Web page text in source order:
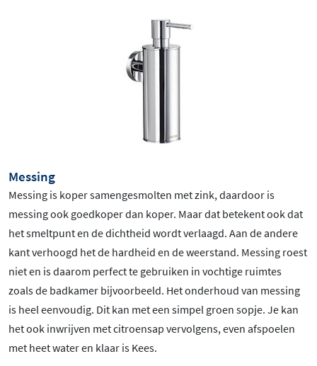
Messing
Messing is koper samengesmolten met zink, daardoor is
messing ook goedkoper dan koper. Maar dat betekent ook dat
het smeltpunt en de dichtheid wordt verlaagd. Aan de andere
kant verhoogd het de hardheid en de weerstand. Messing roest
niet en is daarom perfect te gebruiken in vochtige ruimtes
zoals de badkamer bijvoorbeeld. Het onderhoud van messing
is heel eenvoudig. Dit kan met een simpel groen sopje. Je kan
het ook inwrijven met citroensap vervolgens, even afspoelen
met heet water en klaar is Kees.